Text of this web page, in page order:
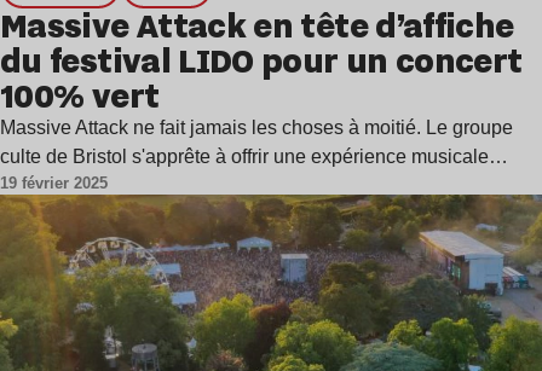
Massive Attack en tête d’affiche
du festival LIDO pour un concert
100% vert
Massive Attack ne fait jamais les choses à moitié. Le groupe
culte de Bristol s'apprête à offrir une expérience musicale…
19 février 2025